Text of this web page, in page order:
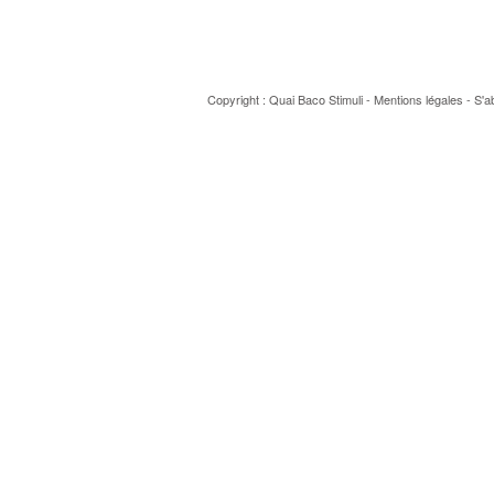
Copyright : Quai BacoStimuli- Mentions légales -